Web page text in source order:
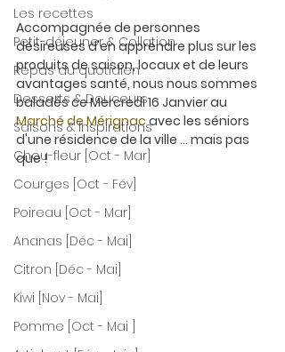
Les recettes
Petit-déjeuner & Collation
Repas du quotidien
Desserts & Douceurs
Saisons & Inspirations
Chou-fleur [Oct - Mar]
Courges [Oct - Fév]
Poireau [Oct - Mar]
Ananas [Déc - Mai]
Citron [Déc - Mai]
Kiwi [Nov - Mai]
Pomme [Oct - Mai ]
Accompagnée de personnes
désireuses d'en apprendre plus sur les
produits de saison, locaux et de leurs
avantages santé, nous nous sommes
baladés ce Mercredi 16 Janvier au
Marché de Mérignac avec les séniors
d'une résidence de la ville ... mais pas
que !